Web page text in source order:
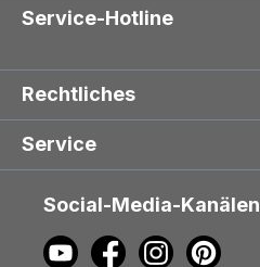
Service-Hotline
Rechtliches
Service
Social-Media-Kanälen